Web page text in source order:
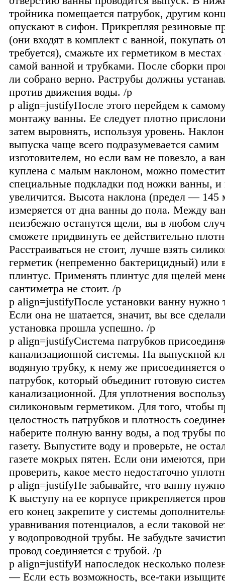
тройника помещается патрубок, другим
опускают в сифон. Прикрепляя резиновые
(они входят в комплект с ванной, покупать
требуется), смажьте их герметиком в
самой ванной и трубками. После сборки
ли собрано верно. Раструбы должны
против движения воды. /p
p align=justifyПосле этого перейдем к
монтажу ванны. Ее следует плотно
затем выровнять, используя уровень.
выпуска чаще всего подразумевается самим
изготовителем, но если вам не повезло, а
куплена с малым наклоном, можно
специальные подкладки под ножки ванны, и
увеличится. Высота наклона (предел — 145
измеряется от дна ванны до пола. Между
неизбежно останутся щели, вы в любом
сможете придвинуть ее действительно
Расстраиваться не стоит, лучше взять
герметик (непременно бактерицидный) или
плинтус. Применять плинтус для щелей
сантиметра не стоит. /p
p align=justifyПосле установки ванну нужно
Если она не шатается, значит, вы все
установка прошла успешно. /p
p align=justifyСистема патрубков
канализационной системы. На выпускной
водяную трубку, к нему же присоединяется
патрубок, который объединит готовую
канализационной. Для уплотнения
силиконовым герметиком. Для того, чтобы
целостность патрубков и плотность
наберите полную ванну воды, а под трубы
газету. Выпустите воду и проверьте, не
газете мокрых пятен. Если они имеются,
проверить, какое место недостаточно
p align=justifyНе забывайте, что ванну
К выступу на ее корпусе прикрепляется
его конец закрепите у системы
уравнивания потенциалов, а если таковой
у водопроводной трубы. Не забудьте
провод соединяется с трубой. /p
p align=justifyИ напоследок несколько
— Если есть возможность, все-таки